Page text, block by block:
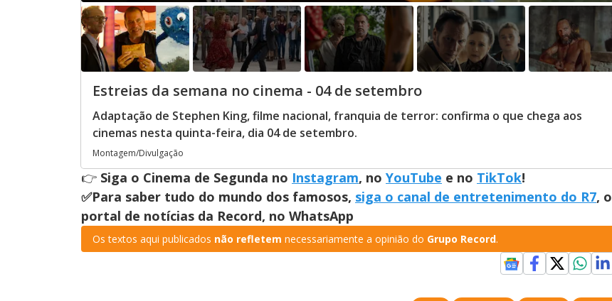
Estreias da semana no cinema - 04 de setembro
Adaptação de Stephen King, filme nacional, franquia de terror: confirma o que chega aos
cinemas nesta quinta-feira, dia 04 de setembro.
Montagem/Divulgação
👉 Siga o Cinema de Segunda no Instagram, no YouTube e no TikTok!
✅Para saber tudo do mundo dos famosos, siga o canal de entretenimento do R7, o
portal de notícias da Record, no WhatsApp
Os textos aqui publicados não refletem necessariamente a opinião do Grupo Record.